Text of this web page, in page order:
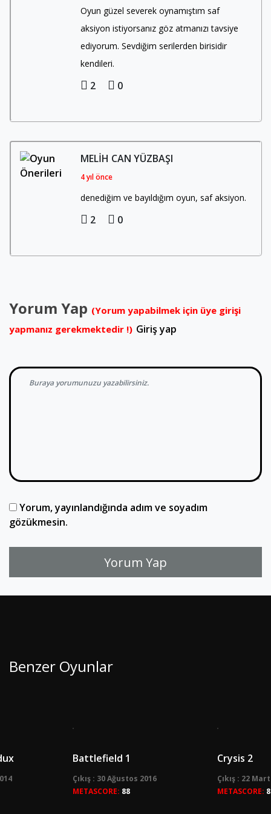
Oyun güzel severek oynamıştım saf
aksiyon istiyorsanız göz atmanızı tavsiye
ediyorum. Sevdiğim serilerden birisidir
kendileri.
2 0
MELIH CAN YÜZBAŞI
4 yıl önce
denediğim ve bayıldığım oyun, saf aksiyon.
2 0
Yorum Yap (Yorum yapabilmek için üye girişi
yapmanız gerekmektedir !) Giriş yap
Yorum, yayınlandığında adım ve soyadım
gözükmesin.
Yorum Yap
Benzer Oyunlar
Battlefield 1
Çıkış : 30 Ağustos 2016
METASCORE: 88
Crysis 2
Çıkış : 22
METASCORE: